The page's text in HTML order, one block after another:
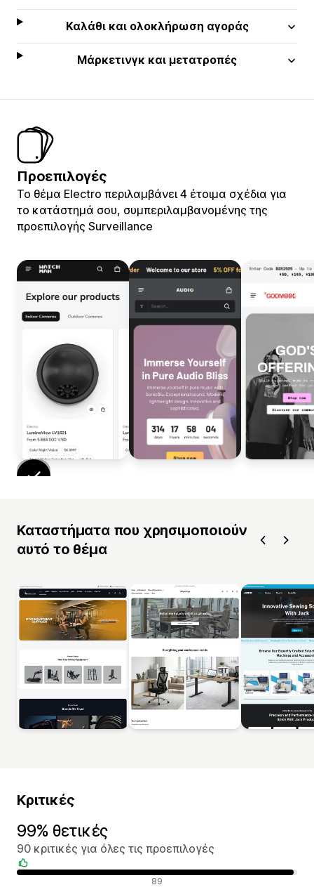
Καλάθι και ολοκλήρωση αγοράς
Μάρκετινγκ και μετατροπές
Προεπιλογές
Το θέμα Electro περιλαμβάνει 4 έτοιμα σχέδια για
το κατάστημά σου, συμπεριλαμβανομένης της
προεπιλογής Surveillance
Καταστήματα που χρησιμοποιούν
αυτό το θέμα
Κριτικές
99% θετικές
90 κριτικές για όλες τις προεπιλογές
Θετικές κριτικές 89